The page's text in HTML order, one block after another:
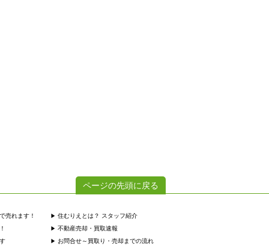
ページの先頭に戻る
売れます！
住むりえとは？ スタッフ紹介
不動産売却・買取速報
お問合せ～買取り・売却までの流れ